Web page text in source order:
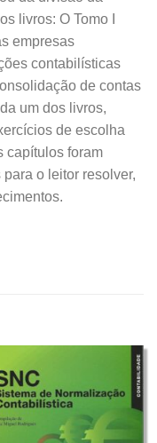
livros: O Tomo I
empresas
contabilísticas
de contas
um dos livros,
de escolha
capítulos foram
o leitor resolver,